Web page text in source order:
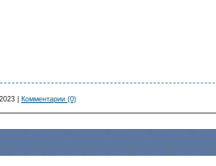
Комментарии (0)